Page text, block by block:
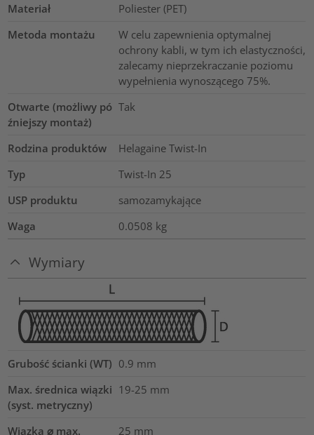
Materiał
Poliester (PET)
Metoda montażu
W celu zapewnienia optymalnej
ochrony kabli, w tym ich elastyczności,
zalecamy nieprzekraczanie poziomu
wypełnienia wynoszącego 75%.
Otwarte (możliwy pó
źniejszy montaż)
Tak
Rodzina produktów
Helagaine Twist-In
Typ
Twist-In 25
USP produktu
samozamykające
Waga
0.0508 kg
Wymiary
Grubość ścianki (WT) 0.9 mm
Max. średnica wiązki
(syst. metryczny)
19-25 mm
Wiązka ⌀ max. 25 mm